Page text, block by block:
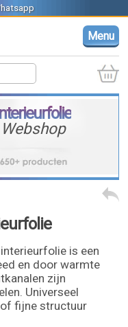
Menu
Webshop
is een
en door warmte
zijn
Universeel
fijne structuur